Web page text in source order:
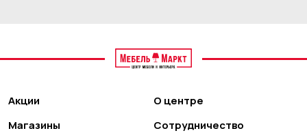
Акции
Магазины
О центре
Сотрудничество